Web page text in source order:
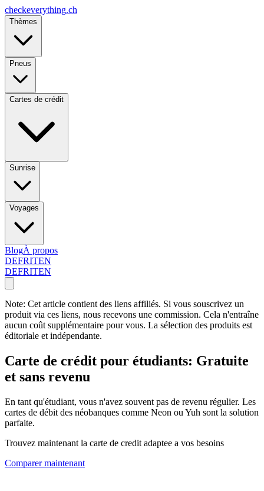
checkeverything.ch
Thèmes
Pneus
Cartes de crédit
Sunrise
Voyages
BlogÀ propos
DEFRITEN
DEFRITEN
Note: Cet article contient des liens affiliés. Si vous souscrivez un
produit via ces liens, nous recevons une commission. Cela n'entraîne
aucun coût supplémentaire pour vous. La sélection des produits est
éditoriale et indépendante.
Carte de crédit pour étudiants: Gratuite
et sans revenu
En tant qu'étudiant, vous n'avez souvent pas de revenu régulier. Les
cartes de débit des néobanques comme Neon ou Yuh sont la solution
parfaite.
Trouvez maintenant la carte de credit adaptee a vos besoins
Comparer maintenant